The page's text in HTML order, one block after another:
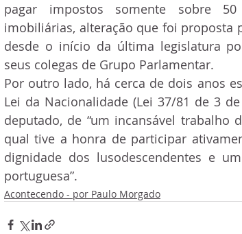
pagar impostos somente sobre
imobiliárias, alteração que foi proposta
desde o início da última legislatura
seus colegas de Grupo Parlamentar.
Por outro lado, há cerca de dois anos
Lei da Nacionalidade (Lei 37/81 de 3
deputado, de “um incansável trabalho
qual tive a honra de participar
dignidade dos lusodescendentes e
portuguesa”.
Acontecendo - por Paulo Morgado